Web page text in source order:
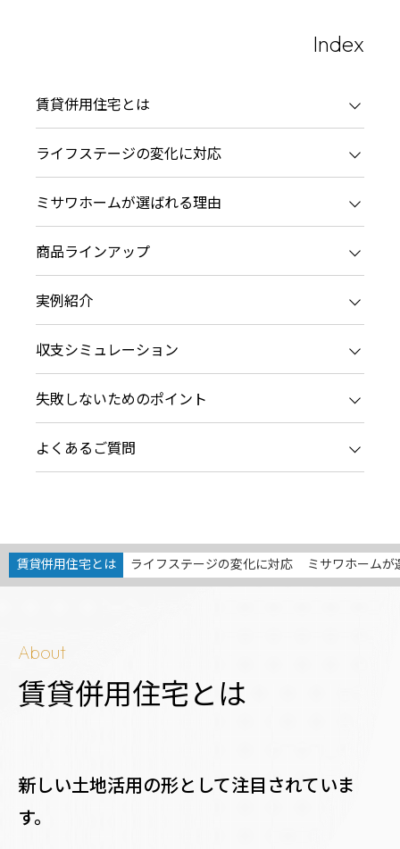
住まいの売却
多彩な動画やこだわりが詰まった建築実例、注目の最新情報など
ホームラウンジ 新築・戸建て
これから土地活用・賃
ホームラウンジ 土地活用・賃貸経営
ホームラウンジ リフォーム
すべてのフィールドに新しい価値をデザインし、持続可能な未来
ミサワホームオーナーさま・リフォーム工事ご契約者さまとミサ
心なコンテンツや、ミサワホームからの大切なお知らせなど配信し
ミサワオーナーズクラブ
採用情報
新卒者採用
中途採用
障がい者採用
ウエルネス事業
海外事業
ミサワアイデンティティ
Index
賃貸併用住宅とは
ライフステージの変化に対応
ミサワホームが選ばれる理由
商品ラインアップ
実例紹介
収支シミュレーション
失敗しないためのポイント
よくあるご質問
賃貸併用住宅とは ライフステージの変化に対応 ミサワホームが
About
賃貸併用住宅とは
新しい土地活用の形として注目されていま
す。